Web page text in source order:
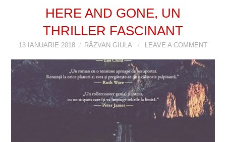
HERE AND GONE, UN
THRILLER FASCINANT
13 IANUARIE 2018 RĂZVAN GIULA LEAVE A COMMENT